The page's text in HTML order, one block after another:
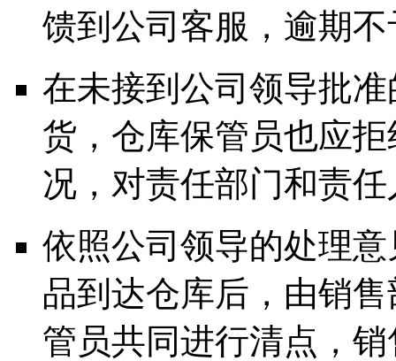
馈到公司客服，逾期
在未接到公司领导批
货，仓库保管员也应
况，对责任部门和责
依照公司领导的处理
品到达仓库后，由销
管员共同进行清点，